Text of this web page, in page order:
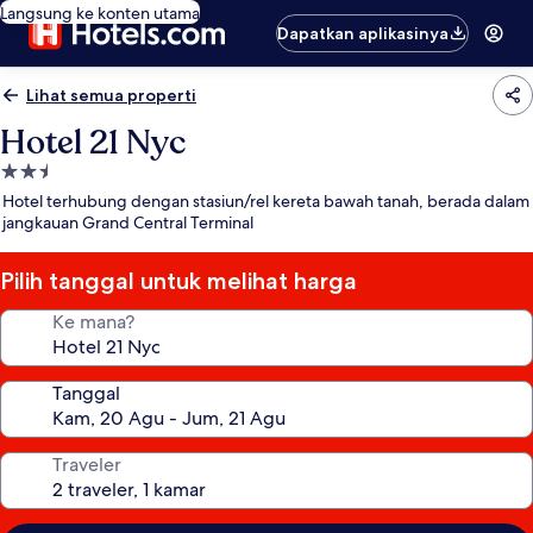
Langsung ke konten utama
Dapatkan aplikasinya
Lihat semua properti
Hotel 21 Nyc
Properti
bintang
2.5
Hotel terhubung dengan stasiun/rel kereta bawah tanah, berada dalam
jangkauan Grand Central Terminal
Pilih tanggal untuk melihat harga
Ke mana?
Tanggal
Traveler